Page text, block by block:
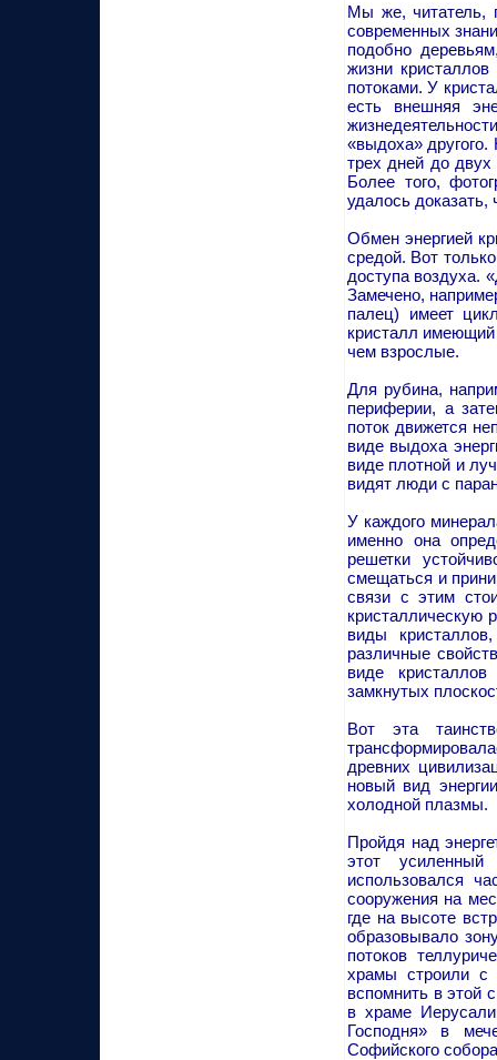
Мы же, читатель,
современных
подобно
жизни
потоками. У
есть внешняя
«выдоха»
трех дней до
Более того,
удалось доказать,
Обмен энергией
средой. Вот
доступа воздуха.
Замечено,
палец) имеет
кристалл
чем взрослые.
Для рубина,
периферии, а
поток движется
виде выдоха
виде плотной и
видят люди с
У каждого
именно она
решетки
смещаться и
связи с этим
кристаллическую
виды
различные
виде
замкнутых
Вот эта
древних
новый вид
холодной плазмы.
Пройдя над
этот усиленный
использовался
сооружения на
где на высоте
образовывало
потоков
храмы строили с
вспомнить в этой
в храме
Господня» в
Софийского